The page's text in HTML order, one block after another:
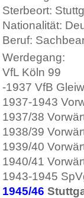
Sterbeort:
Nationalität:
Beruf:
Werdegang:
VfL Köln 99
-1937 VfB
1937-1943
1937/38
1938/39
1939/40
1940/41
1943-1945
1945/46